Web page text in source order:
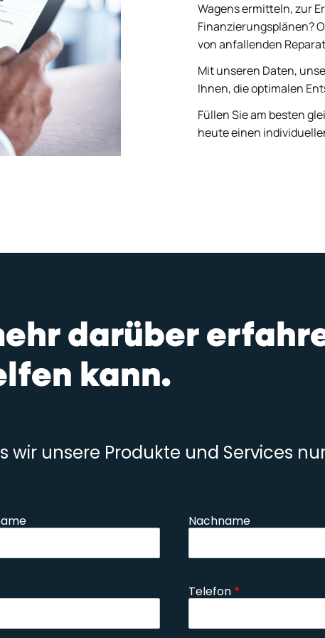
Wagens ermitteln, zur
Finanzierungsplänen?
von anfallenden
Mit unseren Daten,
Ihnen, die optimalen
Füllen Sie am besten
heute einen
darüber
kann.